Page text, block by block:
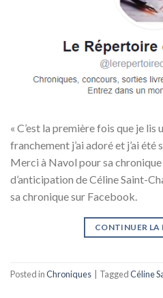
« C’est la première fois que je
franchement j’ai adoré et j’ai été
Merci à Navol pour sa
d’anticipation de Céline Saint-
sa chronique sur Facebook.
CONTINUER LA
Posted inChroniques TaggedCéline